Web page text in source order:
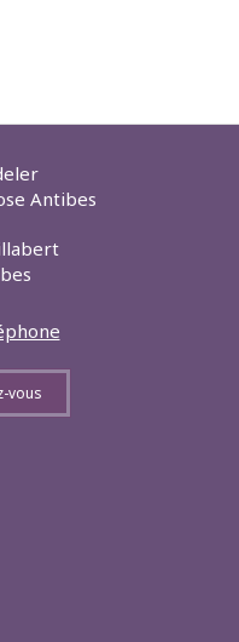
Antibes
vous